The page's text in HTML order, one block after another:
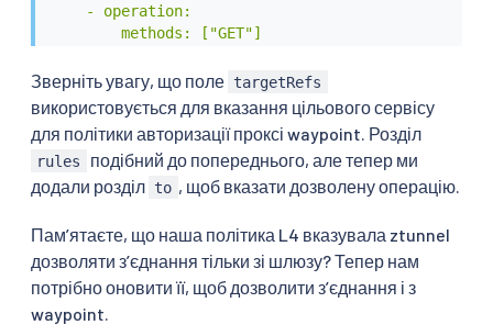
    - operation:
        methods: ["GET"]
Зверніть увагу, що поле targetRefs
використовується для вказання цільового сервісу
для політики авторизації проксі waypoint. Розділ
rules
подібний до попереднього, але тепер ми
додали розділ to , щоб вказати дозволену операцію.
Памʼятаєте, що наша політика L4 вказувала ztunnel
дозволяти зʼєднання тільки зі шлюзу? Тепер нам
потрібно оновити її, щоб дозволити зʼєднання і з
waypoint.